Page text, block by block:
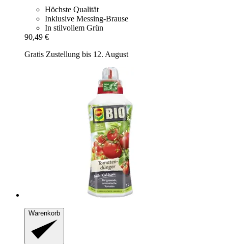
Höchste Qualität
Inklusive Messing-Brause
In stilvollem Grün
90,49 €
Gratis Zustellung bis 12. August
Warenkorb